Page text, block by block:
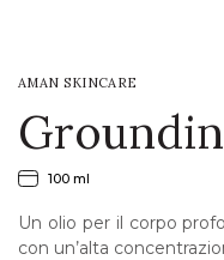
AMAN SKINCARE
100 ml
Un olio per il corpo
con un’alta